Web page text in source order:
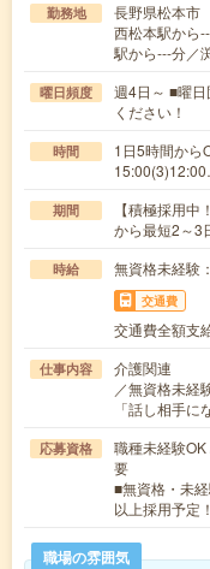
勤務地
長野県松本市
西松本駅から
駅から---分／
曜日頻度
週4日～ ■曜
ください！
時間
1日5時間から
期間
【積極採用
から最短2～3
時給 無資格未経
交通費
交通費全額支
仕事内容
介護関連
／無資格未経
「話し相手
応募資格
職種未経験
要
■無資格・未
以上採用予定
職場の雰囲気